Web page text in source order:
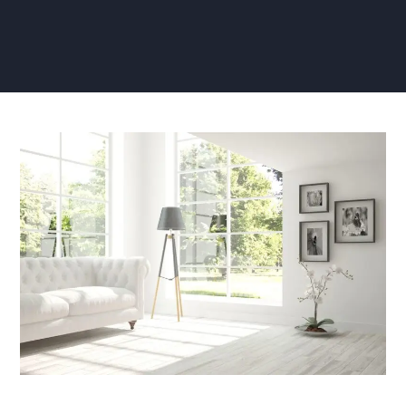
Vliesbehang
Verwijderen
en
Opnieuw
Behangen:
Beste
Manier